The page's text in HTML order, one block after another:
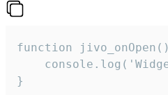
function
}